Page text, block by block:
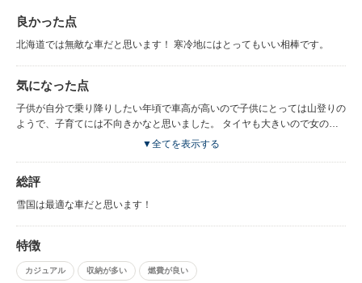
良かった点
北海道では無敵な車だと思います！ 寒冷地にはとってもいい相棒です。
気になった点
子供が自分で乗り降りしたい年頃で車高が高いので子供にとっては山登りの
ようで、子育てには不向きかなと思いました。 タイヤも大きいので女の力
では乗せるのが大変なので今月手放します。 人気車種だから2年落ちでも半
▼全てを表示する
総評
雪国は最適な車だと思います！
特徴
カジュアル 収納が多い 燃費が良い